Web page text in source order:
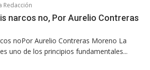
Redacción
narcos no, Por Aurelio Contreras
noPor Aurelio Contreras Moreno La
uno de los principios fundamentales...